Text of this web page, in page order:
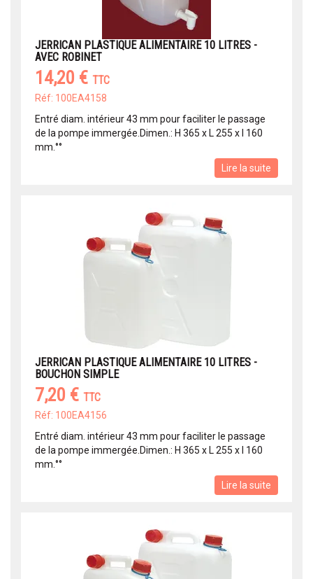
JERRICAN PLASTIQUE ALIMENTAIRE 10 LITRES -
AVEC ROBINET
14,20 € TTC
Réf: 100EA4158
Entré diam. intérieur 43 mm pour faciliter le passage
de la pompe immergée.Dimen.: H 365 x L 255 x l 160
mm.°°
Lire la suite
JERRICAN PLASTIQUE ALIMENTAIRE 10 LITRES -
BOUCHON SIMPLE
7,20 € TTC
Réf: 100EA4156
Entré diam. intérieur 43 mm pour faciliter le passage
de la pompe immergée.Dimen.: H 365 x L 255 x l 160
mm.°°
Lire la suite